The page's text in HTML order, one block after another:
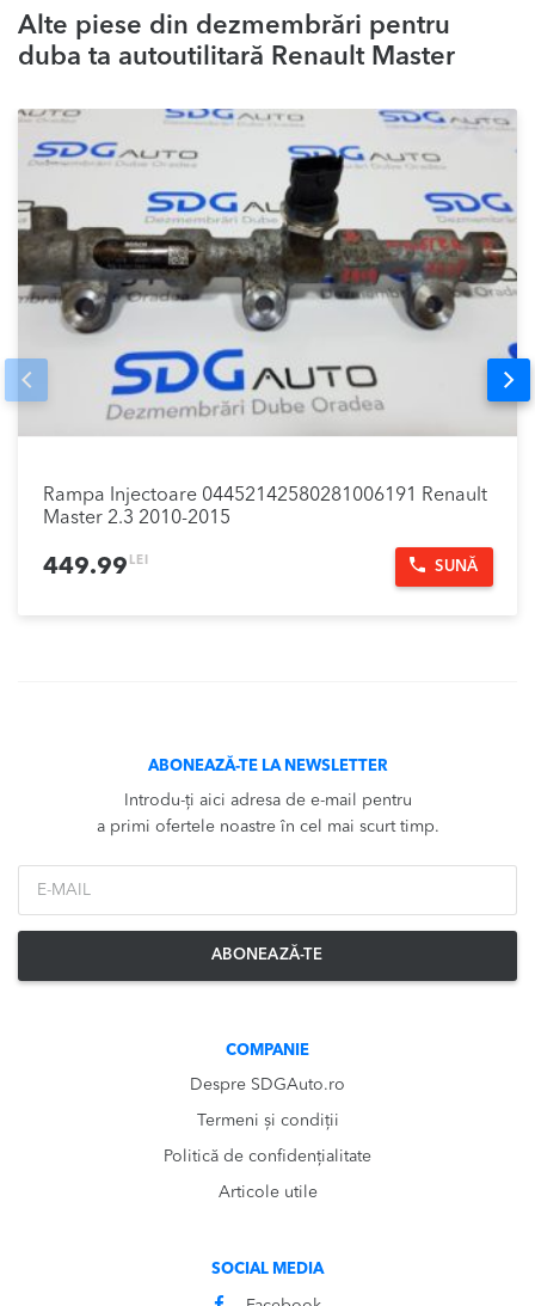
Alte piese din dezmembrări pentru
duba ta autoutilitară Renault Master
Rampa Injectoare 04452142580281006191 Renault
Master 2.3 2010-2015
449.99 LEI SUNĂ
Prev
ABONEAZĂ-TE LA NEWSLETTER
Introdu-ți aici adresa de e-mail pentru
a primi ofertele noastre în cel mai scurt timp.
ABONEAZĂ-TE
COMPANIE
Despre SDGAuto.ro
Termeni și condiții
Politică de confidențialitate
Articole utile
SOCIAL MEDIA